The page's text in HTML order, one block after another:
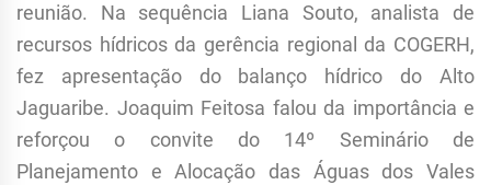
reunião. Na sequência Liana Souto, analista de
recursos hídricos da gerência regional da COGERH,
fez apresentação do balanço hídrico do Alto
Jaguaribe. Joaquim Feitosa falou da importância e
reforçou o convite do 14º Seminário de
Planejamento e Alocação das Águas dos Vales